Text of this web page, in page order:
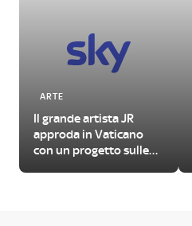
ARTE
Il grande artista JR
approda in Vaticano
con un progetto sulle